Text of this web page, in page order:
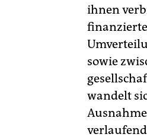
ihnen
sowie
wandelt